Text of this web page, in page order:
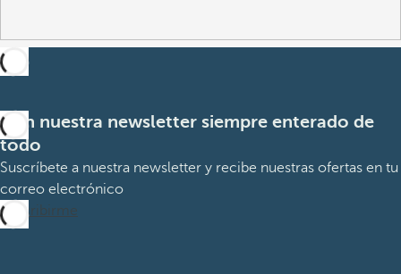
Con nuestra newsletter siempre enterado de
todo
Suscríbete a nuestra newsletter y recibe nuestras ofertas en tu
correo electrónico
Suscribirme